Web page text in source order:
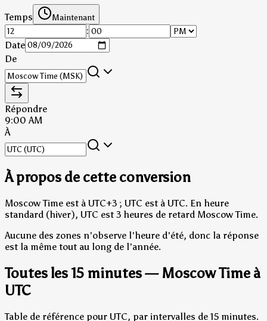
Temps Maintenant
:
Date
De
Répondre
9:00 AM
À
À propos de cette conversion
Moscow Time est à UTC+3 ; UTC est à UTC. En heure
standard (hiver), UTC est 3 heures de retard Moscow Time.
Aucune des zones n'observe l'heure d'été, donc la réponse
est la même tout au long de l'année.
Toutes les 15 minutes — Moscow Time à
UTC
Table de référence pour UTC, par intervalles de 15 minutes.